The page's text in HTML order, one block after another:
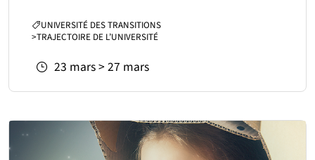
CATÉGORIES :
UNIVERSITÉ DES TRANSITIONS
>TRAJECTOIRE DE L’UNIVERSITÉ
Du 23 mars
au >27 mars